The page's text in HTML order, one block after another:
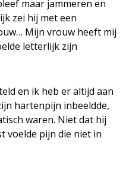
maar jammeren en
zei hij met een
Mijn vrouw heeft mij
letterlijk zijn
en ik heb er altijd aan
hartenpijn inbeeldde,
waren. Niet dat hij
voelde pijn die niet in